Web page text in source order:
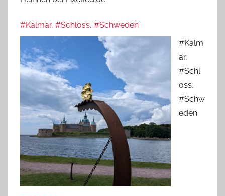
#Kalmar, #Schloss, #Schweden
#Kalm
ar,
#Schl
oss,
#Schw
eden